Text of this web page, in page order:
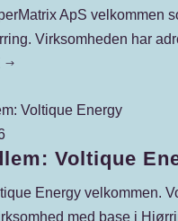
ApS velkommen
Virksomheden har
$
Voltique
Energy velkommen.
med base i